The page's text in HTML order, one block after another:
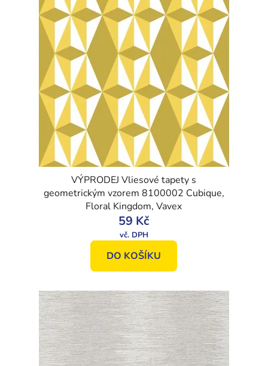
VÝPRODEJ Vliesové tapety s
geometrickým vzorem 8100002 Cubique,
Floral Kingdom, Vavex
59 Kč
DO KOŠÍKU